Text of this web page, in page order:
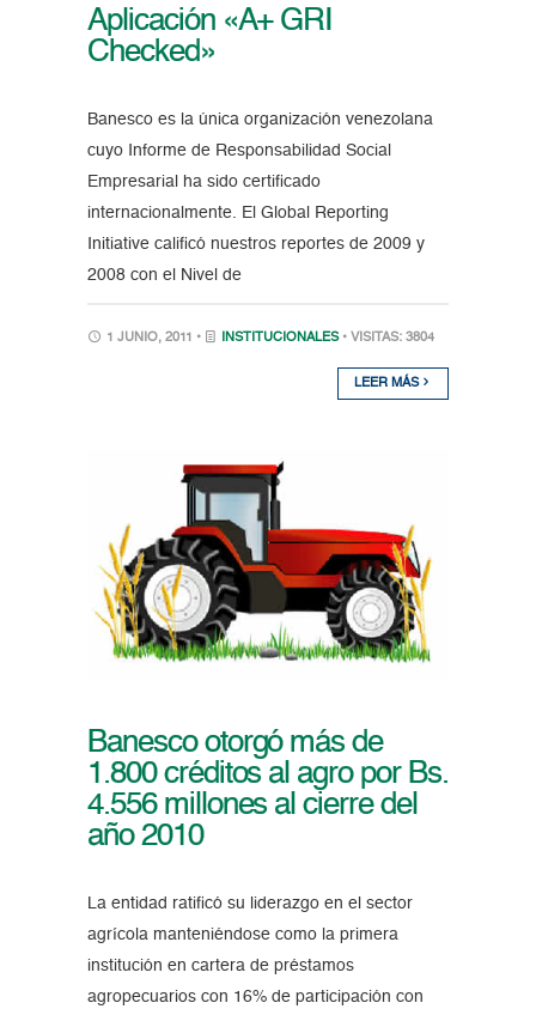
Aplicación «A+ GRI
Checked»
Banesco es la única organización venezolana
cuyo Informe de Responsabilidad Social
Empresarial ha sido certificado
internacionalmente. El Global Reporting
Initiative calificó nuestros reportes de 2009 y
2008 con el Nivel de
1 JUNIO, 2011 • INSTITUCIONALES • VISITAS: 3804
LEER MÁS
Banesco otorgó más de
1.800 créditos al agro por Bs.
4.556 millones al cierre del
año 2010
La entidad ratificó su liderazgo en el sector
agrícola manteniéndose como la primera
institución en cartera de préstamos
agropecuarios con 16% de participación con